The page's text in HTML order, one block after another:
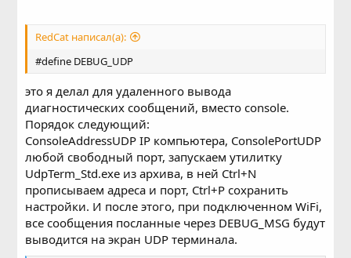
RedCat написал(а):
#define DEBUG_UDP
это я делал для удаленного вывода
диагностических сообщений, вместо console.
Порядок следующий:
ConsoleAddressUDP IP компьютера, ConsolePortUDP
любой свободный порт, запускаем утилитку
UdpTerm_Std.exe из архива, в ней Ctrl+N
прописываем адреса и порт, Ctrl+P сохранить
настройки. И после этого, при подключенном WiFi,
все сообщения посланные через DEBUG_MSG будут
выводится на экран UDP терминала.